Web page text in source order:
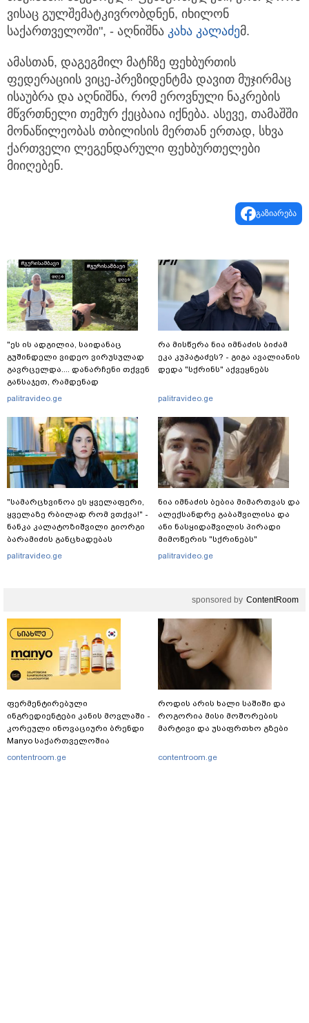
ვისაც გულშემატკივრობდნენ, იხილონ
საქართველოში", - აღნიშნა კახა კალაძემ.
ამასთან, დაგეგმილ მატჩზე ფეხბურთის
ფედერაციის ვიცე-პრეზიდენტმა დავით მუჯირმაც
ისაუბრა და აღნიშნა, რომ ეროვნული ნაკრების
მწვრთნელი თემურ ქეცბაია იქნება. ასევე, თამაშში
მონაწილეობას თბილისის მერთან ერთად, სხვა
ქართველი ლეგენდარული ფეხბურთელები
მიიღებენ.
გაზიარება
"ეს ის ადგილია, საიდანაც
გუშინდელი ვიდეო ვირუსულად
გავრცელდა.... დანარჩენი თქვენ
განსაჯეთ, რამდენად
შესაძლებელია აქ ადამიანის
აქვეყნებს კობა ახალაძე
მლეთიდან, სადაც 12 წლის წინ
გურამ დადიანიძე გაუჩინარდა?
palitravideo.ge
"სა­მარ­ცხვი­ნოა ეს ყვე­ლა­ფე­რი,
ყვე­ლა­ზე რბი­ლად რომ ვთქვა!" -
ნანკა კალატოზიშვილი გიორგი
ბარამიძის განცხადებას
ეხმაურება
palitravideo.ge
რა მისწერა ნია იმნაძის ბიძამ
ეკა კუპატაძეს? - გიგა ავალიანის
დედა "სქრინს" აქვეყნებს
palitravideo.ge
ნია იმნაძის ბებია მიმართვას და
ალექსანდრე გაბაშვილისა და
ანი ნასყიდაშვილის პირადი
მიმოწერის "სქრინებს"
ავრცელებს
palitravideo.ge
sponsored by ContentRoom
ფერმენტირებული
ინგრედიენტები კანის მოვლაში -
კორეული ინოვაციური ბრენდი
Manyo საქართველოშია
contentroom.ge
როდის არის ხალი საშიში და
როგორია მისი მოშორების
მარტივი და უსაფრთხო გზები
contentroom.ge